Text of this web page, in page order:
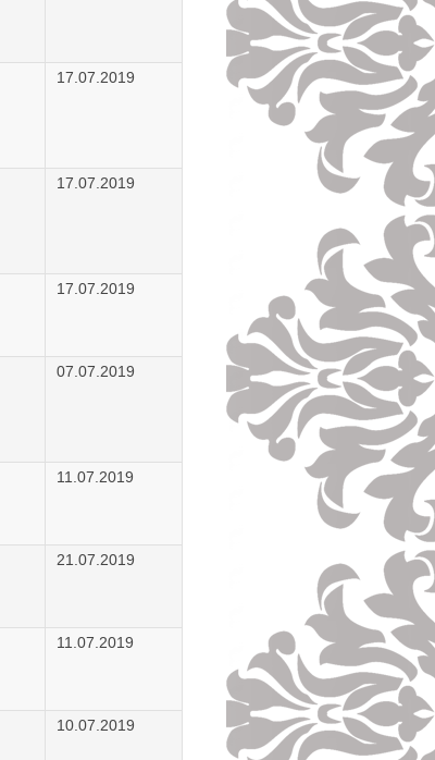
17.07.2019
17.07.2019
17.07.2019
07.07.2019
11.07.2019
21.07.2019
11.07.2019
10.07.2019